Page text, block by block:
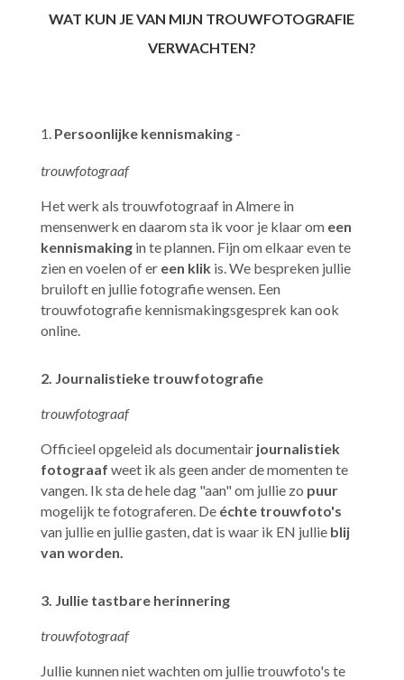
WAT KUN JE VAN MIJN TROUWFOTOGRAFIE
VERWACHTEN?
Persoonlijke kennismaking-
trouwfotograaf
Het werk als trouwfotograaf in Almere in
mensenwerk en daarom sta ik voor je klaar om een
kennismakingin te plannen. Fijn om elkaar even te
zien en voelen of er een klikis. We bespreken jullie
bruiloft en jullie fotografie wensen. Een
trouwfotografie kennismakingsgesprek kan ook
online.
2. Journalistieke trouwfotografie
trouwfotograaf
Officieel opgeleid als documentair journalistiek
fotograaf weet ik als geen ander de momenten te
vangen. Ik sta de hele dag "aan" om jullie zo puur
mogelijk te fotograferen. De échte trouwfoto's
van jullie en jullie gasten, dat is waar ik EN jullie blij
van worden.
3. Jullie tastbare herinnering
trouwfotograaf
Jullie kunnen niet wachten om jullie trouwfoto's te